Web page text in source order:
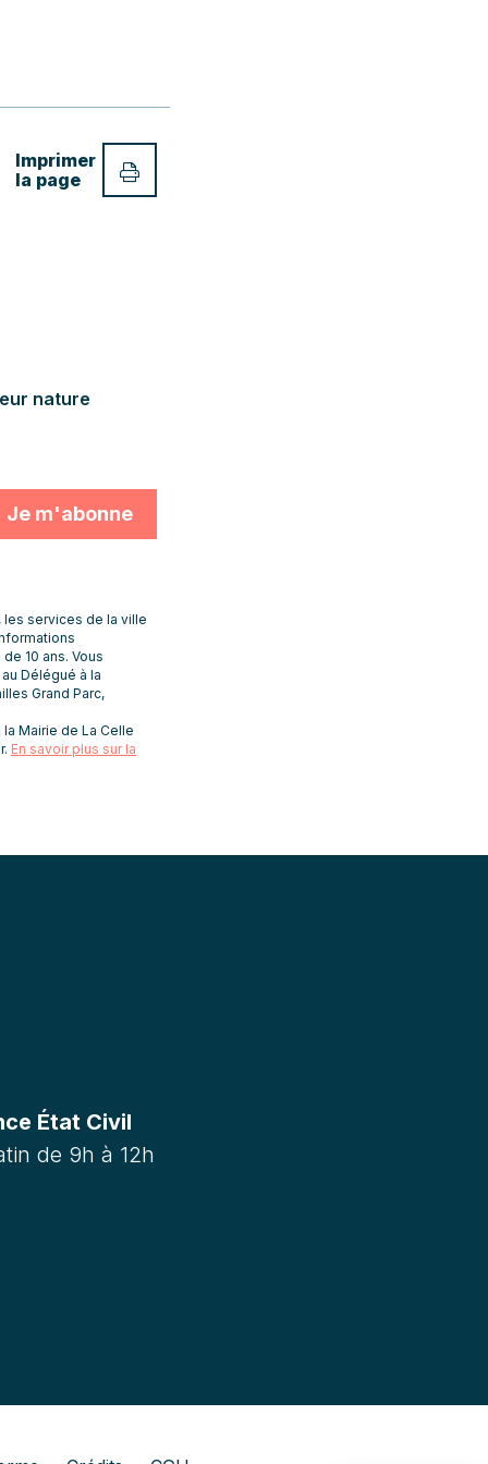
de
Imprimer
la page
nature
les services de la ville
10 ans. Vous
Délégué à la
Grand Parc,
Mairie de La Celle
En savoir plus sur la
État Civil
de 9h à 12h